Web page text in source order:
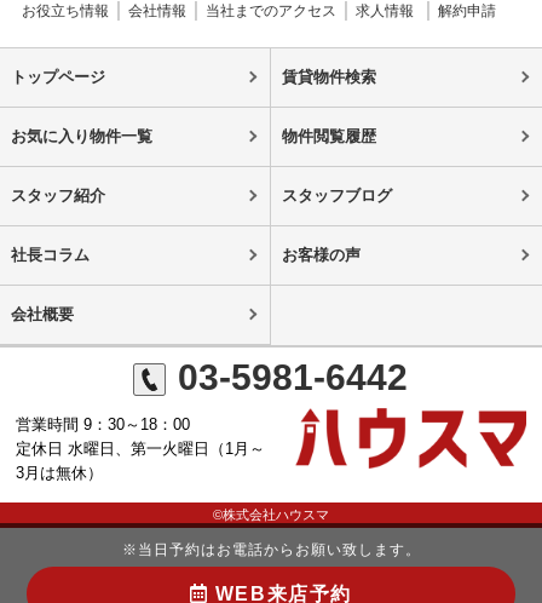
お役立ち情報
会社情報 当社までのアクセス 求人情報 解約申請
トップページ 賃貸物件検索
お気に入り物件一覧 物件閲覧履歴
スタッフ紹介 スタッフブログ
社長コラム お客様の声
会社概要
03-5981-6442
営業時間 9：30～18：00
定休日 水曜日、第一火曜日（1月～
3月は無休）
©株式会社ハウスマ
※当日予約はお電話からお願い致します。
WEB来店予約